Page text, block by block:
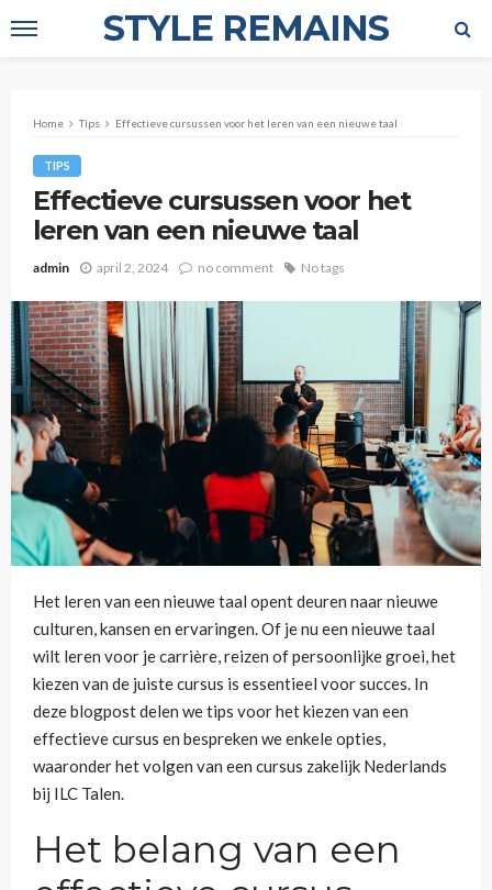
STYLE REMAINS
Home Tips Effectieve cursussen voor het leren van een nieuwe taal
TIPS
Effectieve cursussen voor het
leren van een nieuwe taal
admin april 2, 2024 no comment No tags
Het leren van een nieuwe taal opent deuren naar nieuwe
culturen, kansen en ervaringen. Of je nu een nieuwe taal
wilt leren voor je carrière, reizen of persoonlijke groei, het
kiezen van de juiste cursus is essentieel voor succes. In
deze blogpost delen we tips voor het kiezen van een
effectieve cursus en bespreken we enkele opties,
waaronder het volgen van een cursus zakelijk Nederlands
bij ILC Talen.
Het belang van een